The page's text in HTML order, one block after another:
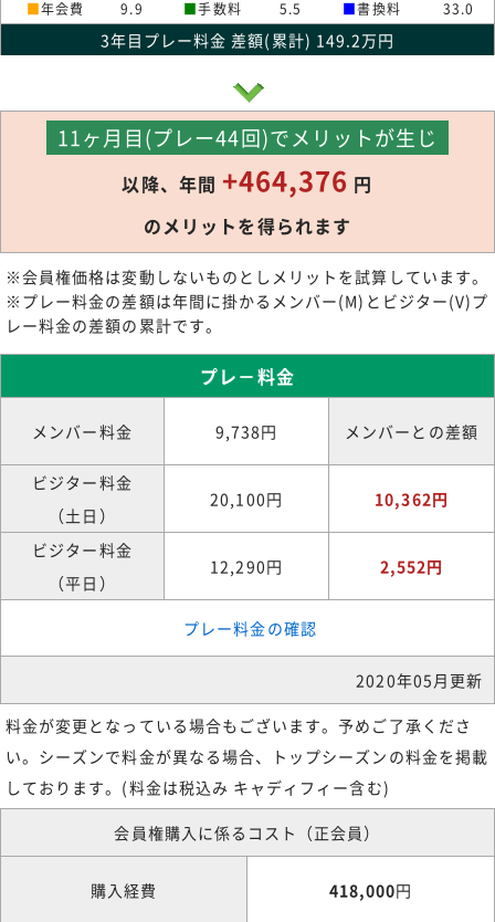
■年会費 9.9 ■手数料 5.5 ■書換料 33.0
3年目プレー料金 差額(累計) 149.2万円
11ヶ月目(プレー44回)でメリットが生じ
以降、年間 +464,376 円
のメリットを得られます
※会員権価格は変動しないものとしメリットを試算しています。
※プレー料金の差額は年間に掛かるメンバー(M)とビジター(V)プ
レー料金の差額の累計です。
プレ－料金
メンバー料金 9,738円 メンバーとの差額
ビジター料金
（土日）
20,100円 10,362円
ビジター料金
（平日）
12,290円 2,552円
プレー料金の確認
2020年05月更新
料金が変更となっている場合もございます。予めご了承くださ
い。シーズンで料金が異なる場合、トップシーズンの料金を掲載
しております。(料金は税込み キャディフィー含む)
会員権購入に係るコスト（正会員）
購入経費 418,000円